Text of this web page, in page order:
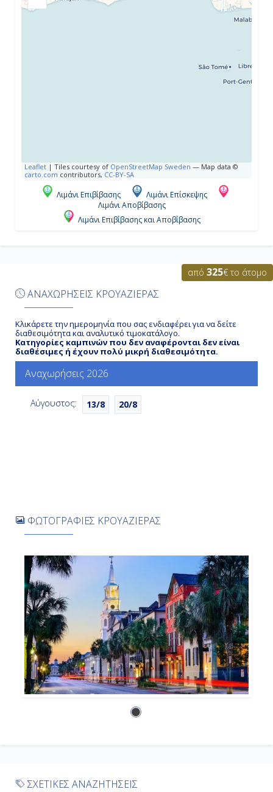
Μπαχάμες
Ημέρα 6η
Τσάρλεστον, Η.Π.Α.
11:00
19:00
Ημέρα 7η
8:00
Αποβίβαση
Leaflet | Tiles courtesy of OpenStreetMap Sweden — Map data ©
carto.com contributors, CC-BY-SA
Λιμάνι Επιβίβασης
Λιμάνι Επίσκεψης
Λιμάνι Αποβίβασης
Λιμάνι Επιβίβασης και Αποβίβασης
ΑΝΑΧΩΡΗΣΕΙΣ ΚΡΟΥΑΖΙΕΡΑΣ
από 325€ το άτομο
Κλικάρετε την ημερομηνία που σας ενδιαφέρει για να δείτε
διαθεσιμότητα και αναλυτικό τιμοκατάλογο.
Κατηγορίες καμπινών που δεν αναφέρονται δεν είναι
διαθέσιμες ή έχουν πολύ μικρή διαθεσιμότητα.
Αναχωρήσεις 2026
Αύγουστος: 13/8 20/8
ΦΩΤΟΓΡΑΦΙΕΣ ΚΡΟΥΑΖΙΕΡΑΣ
ΣΧΕΤΙΚΕΣ ΑΝΑΖΗΤΗΣΕΙΣ